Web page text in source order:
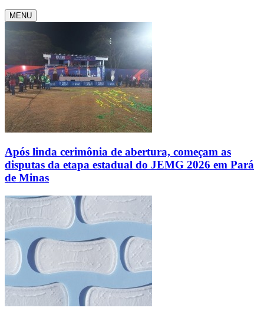
MENU
Após linda cerimônia de abertura, começam as
disputas da etapa estadual do JEMG 2026 em Pará
de Minas